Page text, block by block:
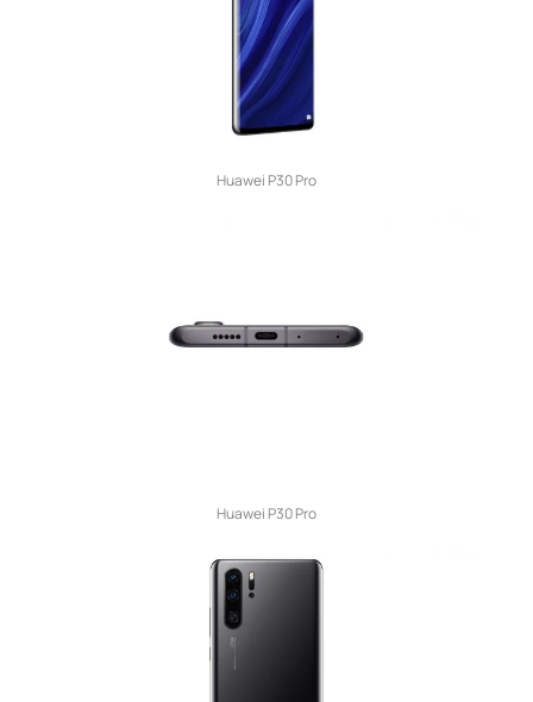
Huawei P30 Pro
Huawei P30 Pro